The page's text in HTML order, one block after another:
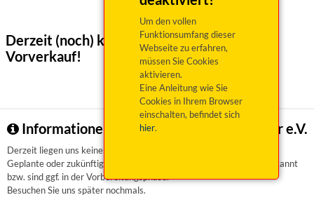
Um den vollen
Funktionsumfang dieser
Webseite zu erfahren,
müssen Sie Cookies
aktivieren.
Eine Anleitung wie Sie
Cookies in Ihrem Browser
einschalten, befindet sich
hier.
Derzeit (noch) keine Veranstaltungen
Vorverkauf!
Informationen zu Münchner für Münchner e.V.
Derzeit liegen uns keinerlei Informationen vor.
Geplante oder zukünftige Veranstaltungen sind uns aktuell nicht bekannt
bzw. sind ggf. in der Vorbereitungsphase.
Besuchen Sie uns später nochmals.